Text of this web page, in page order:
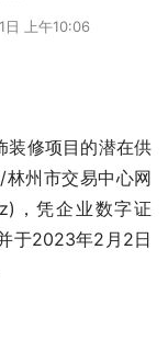
日 上午10:06
装修项目的潜在供
州市交易中心网
，凭企业数字证
于2023年2月2日